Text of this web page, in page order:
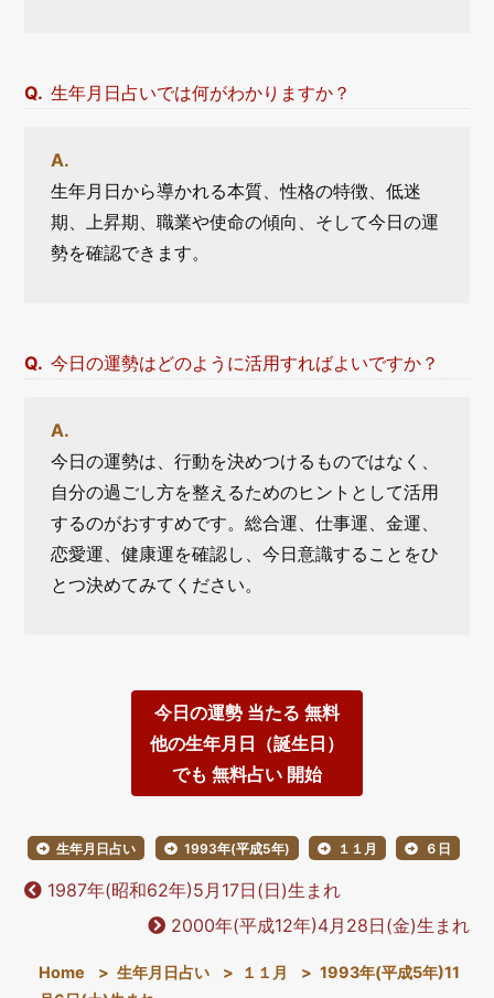
生年月日占いでは何がわかりますか？
生年月日から導かれる本質、性格の特徴、低迷
期、上昇期、職業や使命の傾向、そして今日の運
勢を確認できます。
今日の運勢はどのように活用すればよいですか？
今日の運勢は、行動を決めつけるものではなく、
自分の過ごし方を整えるためのヒントとして活用
するのがおすすめです。総合運、仕事運、金運、
恋愛運、健康運を確認し、今日意識することをひ
とつ決めてみてください。
今日の運勢 当たる 無料
他の生年月日（誕生日）
でも 無料占い 開始
生年月日占い 1993年(平成5年) １１月 ６日
1987年(昭和62年)5月17日(日)生まれ
2000年(平成12年)4月28日(金)生まれ
Home > 生年月日占い > １１月 > 1993年(平成5年)11